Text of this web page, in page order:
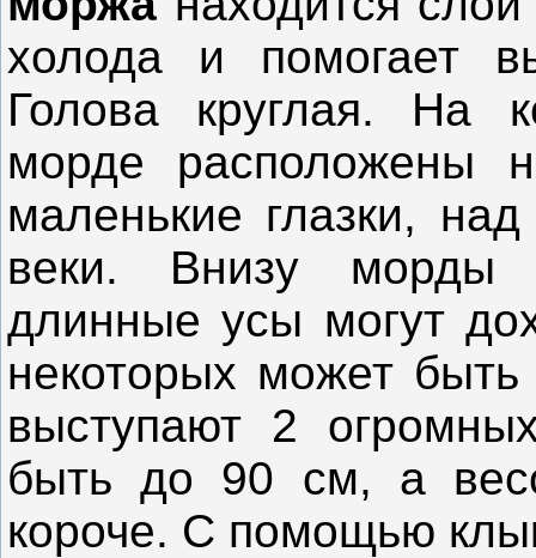
холода и помогает
Голова круглая. На
морде расположены
маленькие глазки,
веки. Внизу морды
длинные усы могут
некоторых может
выступают 2
быть до 90 см, а
короче. С помощью